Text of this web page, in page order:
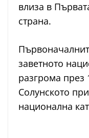
влиза в
страна.
заветното
разгрома през
Солунското
национална